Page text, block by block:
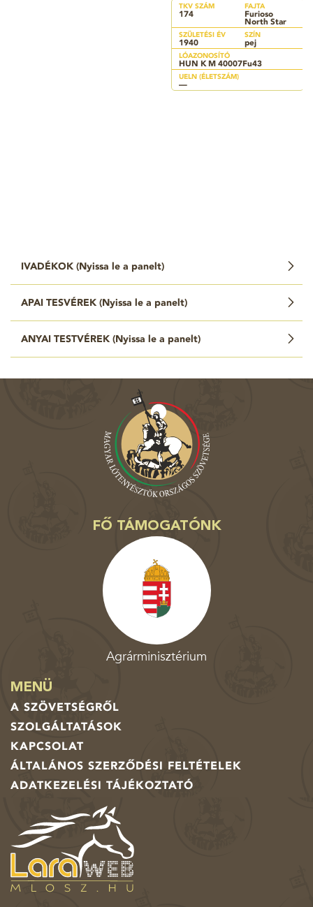
TKV SZÁM
174
FAJTA
Furioso
North Star
SZÜLETÉSI ÉV
1940
SZÍN
pej
LÓAZONOSÍTÓ
HUN K M 40007Fu43
UELN (ÉLETSZÁM)
—
IVADÉKOK ( Nyissa le a panelt)
APAI TESVÉREK ( Nyissa le a panelt)
ANYAI TESTVÉREK ( Nyissa le a panelt)
FŐ TÁMOGATÓNK
Agrárminisztérium
MENÜ
A SZÖVETSÉGRŐL
SZOLGÁLTATÁSOK
KAPCSOLAT
ÁLTALÁNOS SZERZŐDÉSI FELTÉTELEK
ADATKEZELÉSI TÁJÉKOZTATÓ